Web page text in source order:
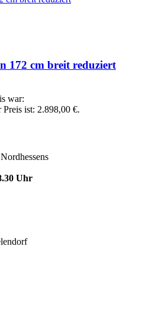
172 cm breit reduziert
war:
ist: 2.898,00 €.
Uhr